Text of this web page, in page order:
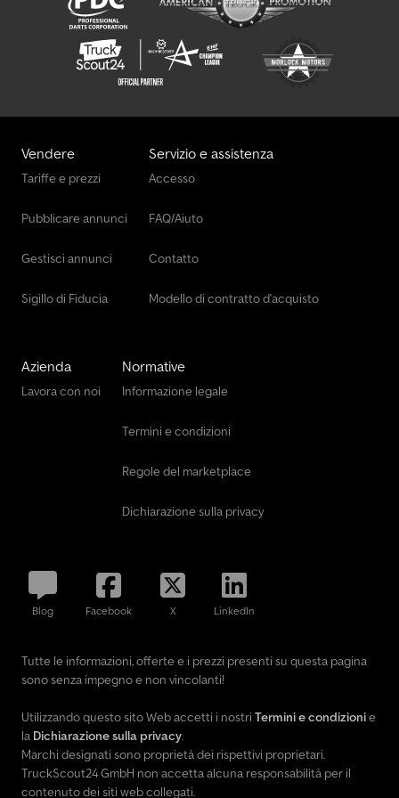
Vendere
Tariffe e prezzi
Pubblicare annunci
Gestisci annunci
Sigillo di Fiducia
Servizio e assistenza
Accesso
FAQ/Aiuto
Contatto
Modello di contratto d'acquisto
Azienda
Lavora con noi
Normative
Informazione legale
Termini e condizioni
Regole del marketplace
Dichiarazione sulla privacy
Blog Facebook X LinkedIn
Tutte le informazioni, offerte e i prezzi presenti su questa pagina
sono senza impegno e non vincolanti!
Utilizzando questo sito Web accetti i nostri Termini e condizionie
la Dichiarazione sulla privacy.
Marchi designati sono proprietà dei rispettivi proprietari.
TruckScout24 GmbH non accetta alcuna responsabilità per il
contenuto dei siti web collegati.